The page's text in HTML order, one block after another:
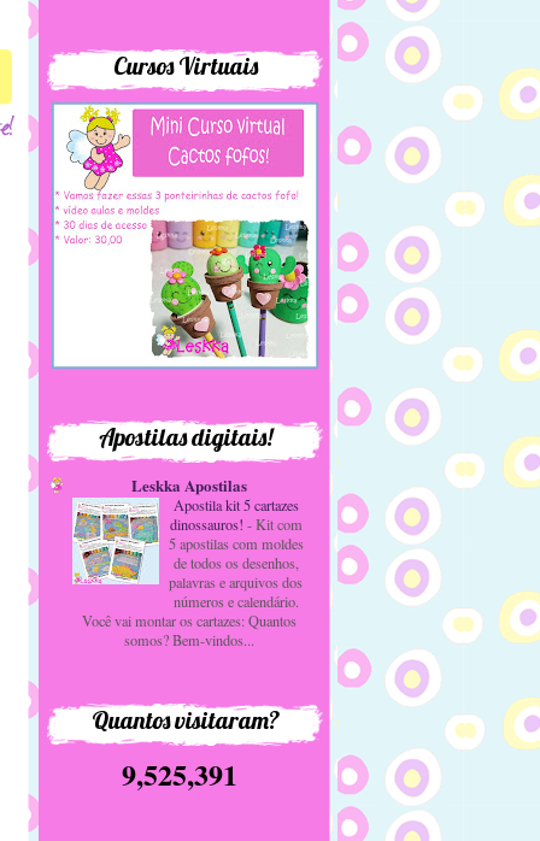
Cursos Virtuais
Apostilas digitais!
Leskka Apostilas
Apostila kit 5 cartazes
dinossauros! -Kit com
5 apostilas com moldes
de todos os desenhos,
palavras e arquivos dos
números e calendário.
Você vai montar os cartazes: Quantos
somos? Bem-vindos...
Quantos visitaram?
9,525,391